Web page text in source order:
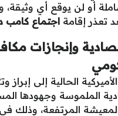
أو لن يوقع أي وثيقة،
تعذر إقامة اجتماع كامب
وإنجازات
الحالية إلى إبراز
الملموسة وجهودها
المرتفعة، وذلك